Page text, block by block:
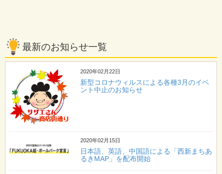
最新のお知らせ一覧
2020年02月22日
新型コロナウィルスによる各種3月のイベ
ント中止のお知らせ
2020年02月15日
日本語、英語、中国語による「西新まちあ
るきMAP」を配布開始